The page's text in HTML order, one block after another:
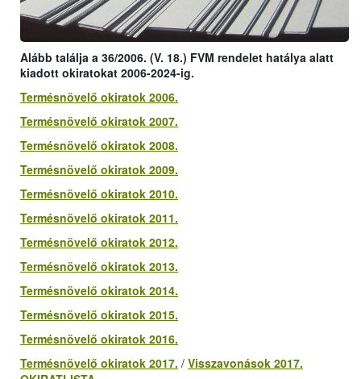
Alább találja a 36/2006. (V. 18.) FVM rendelet hatálya alatt
kiadott okiratokat 2006-2024-ig.
Termésnövelő okiratok 2006.
Termésnövelő okiratok 2007.
Termésnövelő okiratok 2008.
Termésnövelő okiratok 2009.
Termésnövelő okiratok 2010.
Termésnövelő okiratok 2011.
Termésnövelő okiratok 2012.
Termésnövelő okiratok 2013.
Termésnövelő okiratok 2014.
Termésnövelő okiratok 2015.
Termésnövelő okiratok 2016.
Termésnövelő okiratok 2017. / Visszavonások 2017.